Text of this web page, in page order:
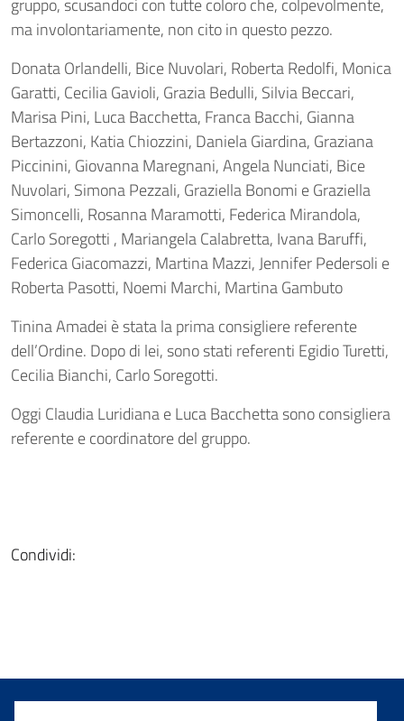
gruppo, scusandoci con tutte coloro che, colpevolmente,
ma involontariamente, non cito in questo pezzo.
Donata Orlandelli, Bice Nuvolari, Roberta Redolfi, Monica
Garatti, Cecilia Gavioli, Grazia Bedulli, Silvia Beccari,
Marisa Pini, Luca Bacchetta, Franca Bacchi, Gianna
Bertazzoni, Katia Chiozzini, Daniela Giardina, Graziana
Piccinini, Giovanna Maregnani, Angela Nunciati, Bice
Nuvolari, Simona Pezzali, Graziella Bonomi e Graziella
Simoncelli, Rosanna Maramotti, Federica Mirandola,
Carlo Soregotti , Mariangela Calabretta, Ivana Baruffi,
Federica Giacomazzi, Martina Mazzi, Jennifer Pedersoli e
Roberta Pasotti, Noemi Marchi, Martina Gambuto
Tinina Amadei è stata la prima consigliere referente
dell’Ordine. Dopo di lei, sono stati referenti Egidio Turetti,
Cecilia Bianchi, Carlo Soregotti.
Oggi Claudia Luridiana e Luca Bacchetta sono consigliera
referente e coordinatore del gruppo.
Condividi: